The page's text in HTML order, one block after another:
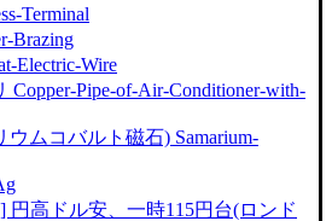
Terminal
Brazing
Electric-Wire
Pipe-of-Air-Conditioner-with-
ムコバルト磁石) Samarium-
円高ドル安、一時115円台(ロンド